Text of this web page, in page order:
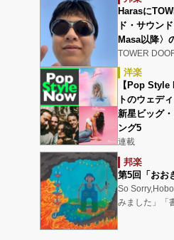
Harasに
ド・サウン
Masa以降〉
TOWER
洋楽
【Pop
トのウェデ
新星ビッグ
ング5
連載
邦楽
第5回「おお
So
みました」「